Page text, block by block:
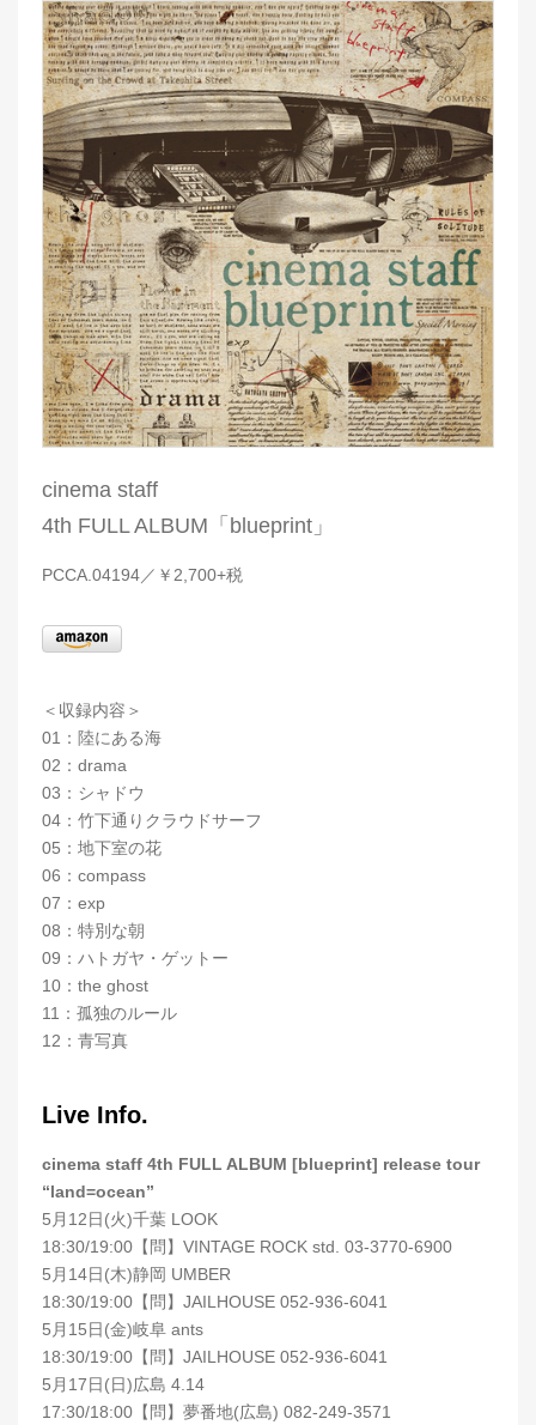
cinema staff
4th FULL ALBUM「blueprint」
PCCA.04194／￥2,700+税
＜収録内容＞
01：陸にある海
02：drama
03：シャドウ
04：竹下通りクラウドサーフ
05：地下室の花
06：compass
07：exp
08：特別な朝
09：ハトガヤ・ゲットー
10：the ghost
11：孤独のルール
12：青写真
Live Info.
cinema staff 4th FULL ALBUM [blueprint] release tour
“land=ocean”
5月12日(火)千葉 LOOK
18:30/19:00【問】VINTAGE ROCK std. 03-3770-6900
5月14日(木)静岡 UMBER
18:30/19:00【問】JAILHOUSE 052-936-6041
5月15日(金)岐阜 ants
18:30/19:00【問】JAILHOUSE 052-936-6041
5月17日(日)広島 4.14
17:30/18:00【問】夢番地(広島) 082-249-3571